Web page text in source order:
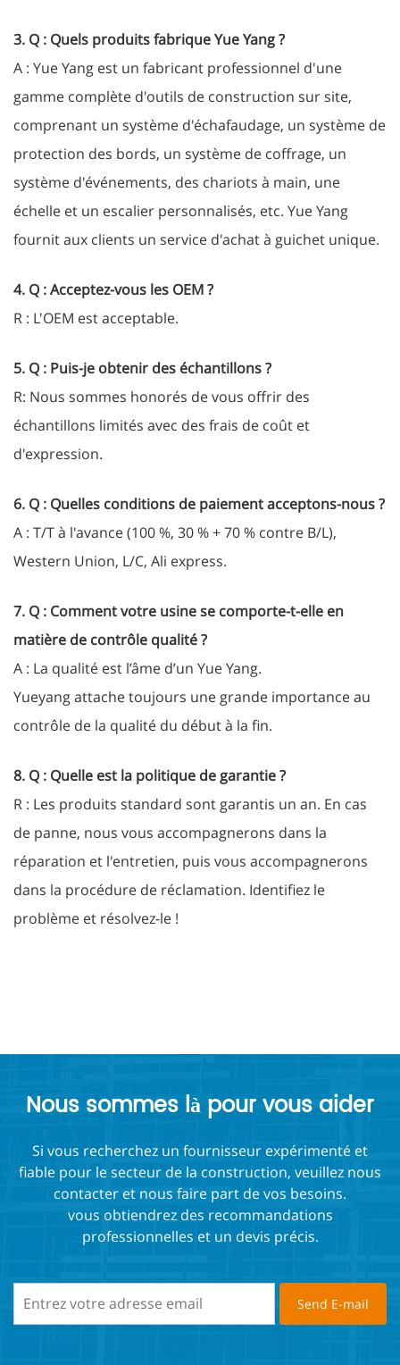
3. Q : Quels produits fabrique Yue Yang ?
A : Yue Yang est un fabricant professionnel d'une
gamme complète d'outils de construction sur site,
comprenant un système d'échafaudage, un système de
protection des bords, un système de coffrage, un
système d'événements, des chariots à main, une
échelle et un escalier personnalisés, etc. Yue Yang
fournit aux clients un service d'achat à guichet unique.
4. Q : Acceptez-vous les OEM ?
R : L'OEM est acceptable.
5. Q : Puis-je obtenir des échantillons ?
R: Nous sommes honorés de vous offrir des
échantillons limités avec des frais de coût et
d'expression.
6. Q : Quelles conditions de paiement acceptons-nous ?
A : T/T à l'avance (100 %, 30 % + 70 % contre B/L),
Western Union, L/C, Ali express.
7. Q : Comment votre usine se comporte-t-elle en
matière de contrôle qualité ?
A : La qualité est l’âme d’un Yue Yang.
Yueyang attache toujours une grande importance au
contrôle de la qualité du début à la fin.
8. Q : Quelle est la politique de garantie ?
R : Les produits standard sont garantis un an. En cas
de panne, nous vous accompagnerons dans la
réparation et l'entretien, puis vous accompagnerons
dans la procédure de réclamation. Identifiez le
problème et résolvez-le !
Nous sommes là pour vous aider
Si vous recherchez un fournisseur expérimenté et
fiable pour le secteur de la construction, veuillez nous
contacter et nous faire part de vos besoins.
vous obtiendrez des recommandations
professionnelles et un devis précis.